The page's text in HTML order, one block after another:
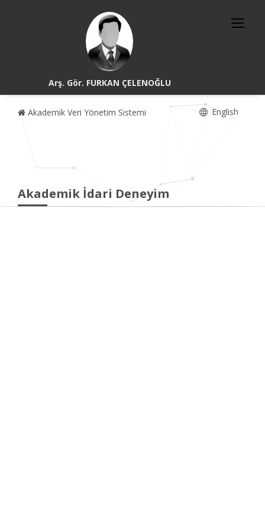
Arş. Gör. FURKAN ÇELENOĞLU
Akademik Veri Yönetim Sistemi English
Akademik İdari Deneyim